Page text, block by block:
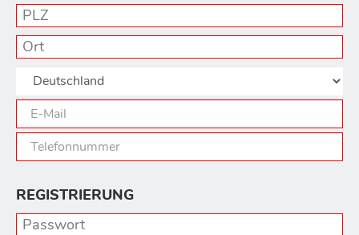
REGISTRIERUNG